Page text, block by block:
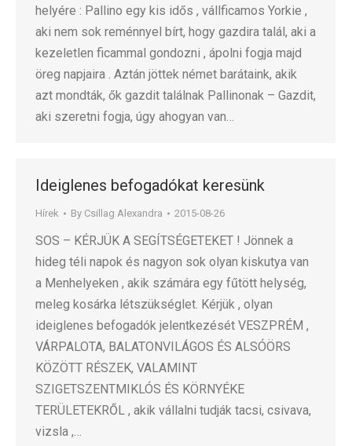
helyére : Pallino egy kis idős , vállficamos Yorkie ,
aki nem sok reménnyel bírt, hogy gazdira talál, aki a
kezeletlen ficammal gondozni , ápolni fogja majd
öreg napjaira . Aztán jöttek német barátaink, akik
azt mondták, ők gazdit találnak Pallinonak – Gazdit,
aki szeretni fogja, úgy ahogyan van…
Ideiglenes befogadókat keresünk
Hírek By Csillag Alexandra 2015-08-26
SOS – KÉRJÜK A SEGÍTSÉGETEKET ! Jönnek a
hideg téli napok és nagyon sok olyan kiskutya van
a Menhelyeken , akik számára egy fűtött helység,
meleg kosárka létszükséglet. Kérjük , olyan
ideiglenes befogadók jelentkezését VESZPRÉM ,
VÁRPALOTA, BALATONVILÁGOS ÉS ALSÓÖRS
KÖZÖTT RÉSZEK, VALAMINT
SZIGETSZENTMIKLÓS ÉS KÖRNYÉKE
TERÜLETEKRŐL , akik vállalni tudják tacsi, csivava,
vizsla ,…